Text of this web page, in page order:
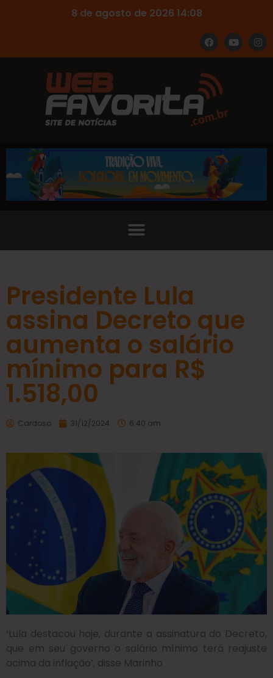
8 de agosto de 2026 14:08
Presidente Lula
assina Decreto que
aumenta o salário
mínimo para R$
1.518,00
Cardoso 31/12/2024 6:40 am
‘Lula destacou hoje, durante a assinatura do Decreto,
que em seu governo o salário mínimo terá reajuste
acima da inflação’, disse Marinho